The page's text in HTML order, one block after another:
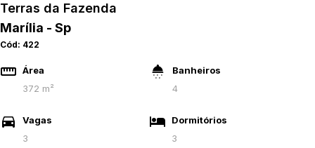
Terras da Fazenda
Marília - Sp
Cód: 422
Área
372 m²
Banheiros
4
Vagas
3
Dormitórios
3